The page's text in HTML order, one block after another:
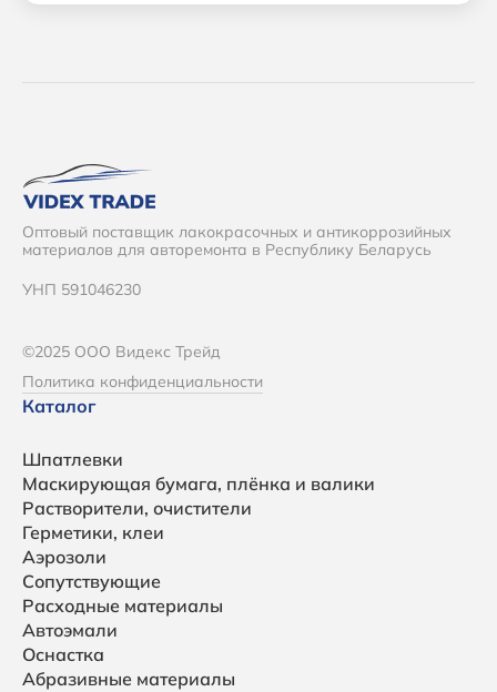
Оптовый поставщик лакокрасочных и антикоррозийных
материалов для авторемонта в Республику Беларусь
УНП 591046230
©2025 ООО Видекс Трейд
Политика конфиденциальности
Каталог
Шпатлевки
Маскирующая бумага, плёнка и валики
Растворители, очистители
Герметики, клеи
Аэрозоли
Сопутствующие
Расходные материалы
Автоэмали
Оснастка
Абразивные материалы